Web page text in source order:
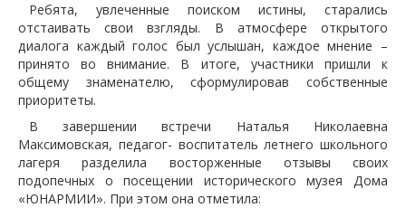
Ребята, увлеченные поиском истины, старались
отстаивать свои взгляды. В атмосфере открытого
диалога каждый голос был услышан, каждое мнение –
принято во внимание. В итоге, участники пришли к
общему знаменателю, сформулировав собственные
приоритеты.
В завершении встречи Наталья Николаевна
Максимовская, педагог- воспитатель летнего школьного
лагеря разделила восторженные отзывы своих
подопечных о посещении исторического музея Дома
«ЮНАРМИИ». При этом она отметила: